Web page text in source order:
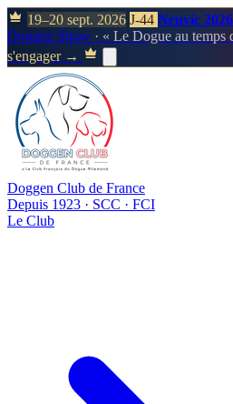
19–20 sept. 2026 J-44 Neuvic 2026
Doggen Show · « Le Dogue au temps
s'engager →
Doggen Club de France
Depuis 1923 · SCC · FCI
Le Club